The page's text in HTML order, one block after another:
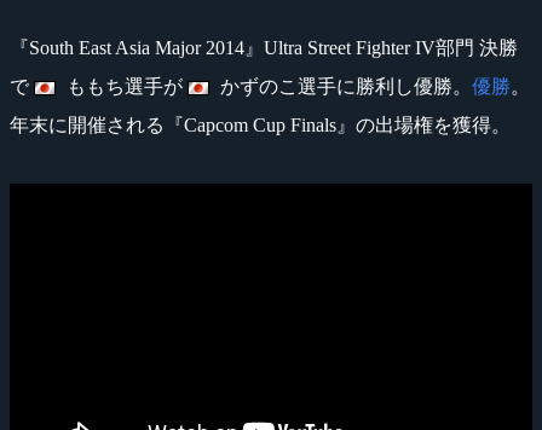
『South East Asia Major 2014』Ultra Street Fighter IV部門 決勝
で
ももち選手が かずのこ選手に勝利し優勝。 優勝。
年末に開催される『Capcom Cup Finals』の出場権を獲得。